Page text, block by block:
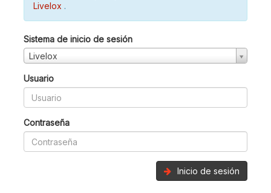
Livelox .
Sistema de inicio de sesión
Livelox
Usuario
Contraseña
Inicio de sesión